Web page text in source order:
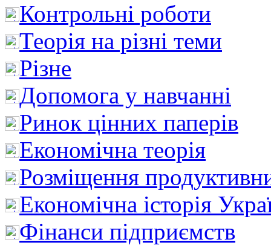
Контрольні роботи
Теорія на різні теми
Різне
Допомога у навчанні
Ринок цінних паперів
Економічна теорія
Розміщення
Економічна історія
Фінанси підприємств